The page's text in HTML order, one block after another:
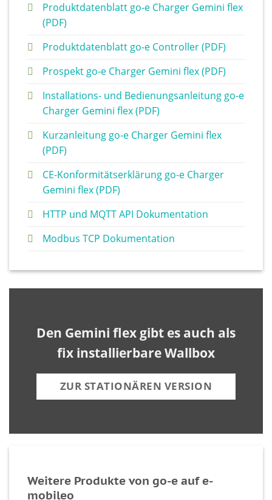
Produktdatenblatt go-e Charger Gemini flex
(PDF)
Produktdatenblatt go-e Controller (PDF)
Prospekt go-e Charger Gemini flex (PDF)
Installations- und Bedienungsanleitung go-e
Charger Gemini flex (PDF)
Kurzanleitung go-e Charger Gemini flex
(PDF)
CE-Konformitätserklärung go-e Charger
Gemini flex (PDF)
HTTP und MQTT API Dokumentation
Modbus TCP Dokumentation
Den Gemini flex gibt es auch als
fix installierbare Wallbox
ZUR STATIONÄREN VERSION
Weitere Produkte von go-e auf e-
mobileo